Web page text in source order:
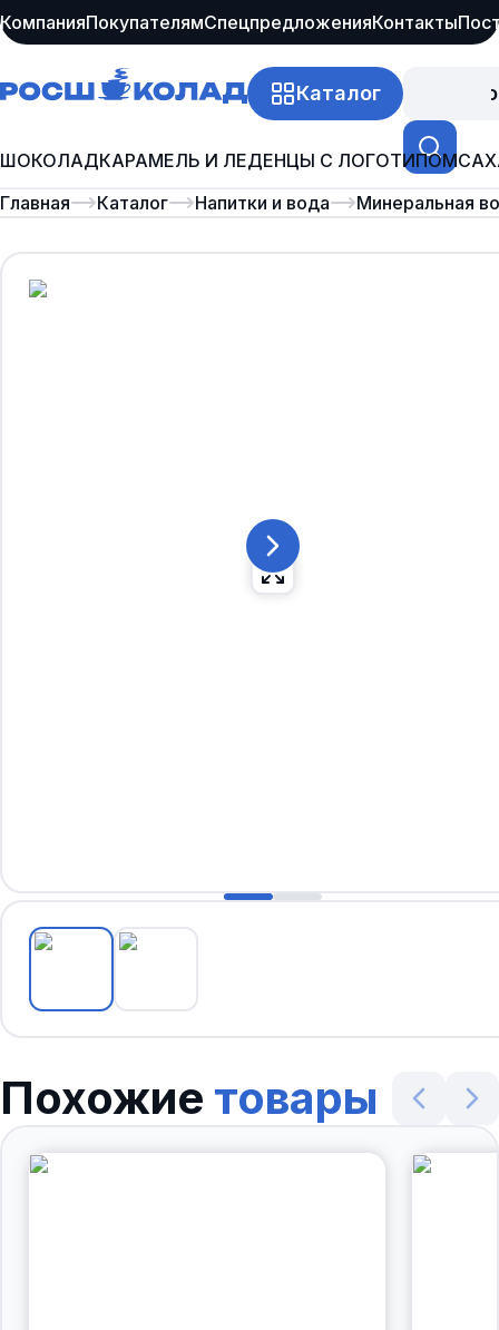
КомпанияПокупателямСпецпредложенияКонтакты
Каталог
ШОКОЛАДКАРАМЕЛЬ И ЛЕДЕНЦЫ С ЛОГОТИПОМ
Главная
Каталог Напитки и вода Минеральная
Похожие товары